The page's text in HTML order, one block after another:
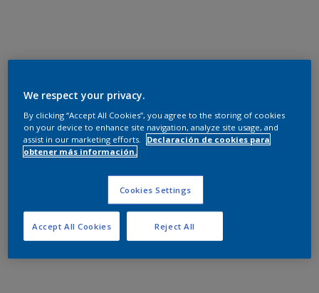
We respect your privacy.
By clicking “Accept All Cookies”, you agree to the storing of cookies
on your device to enhance site navigation, analyze site usage, and
assist in our marketing efforts.
Declaración de cookies para
obtener más información.
Cookies Settings
Reject All
Accept All Cookies